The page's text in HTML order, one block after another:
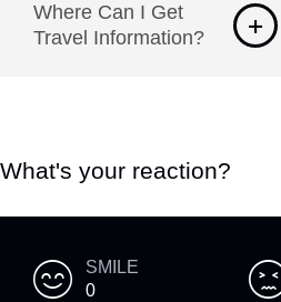
Where Can I Get
Travel Information?
What's your reaction?
0
SMILE